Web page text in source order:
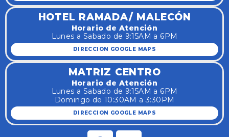
HOTEL RAMADA/ MALECÓN
Horario de Atención
Lunes a Sabado de 9:15AM a 6PM
DIRECCION GOOGLE MAPS
MATRIZ CENTRO
Horario de Atención
Lunes a Sabado de 9:15AM a 6PM
Domingo de 10:30AM a 3:30PM
DIRECCION GOOGLE MAPS